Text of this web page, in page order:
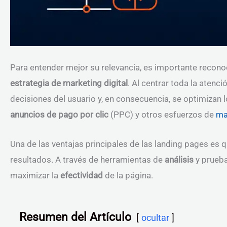
Para entender mejor su relevancia, es importante
estrategia de marketing digital . Al centrar toda la
decisiones del usuario y, en consecuencia, se
anuncios de pago por clic (PPC) y otros esfuerzos de
Una de las ventajas principales de las landing pages es
resultados. A través de herramientas de análisis y
maximizar la efectividad de la página.
Resumen del Artículo ocultar